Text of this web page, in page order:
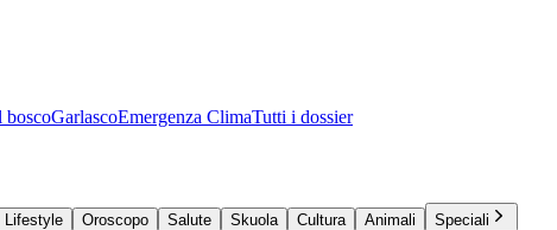
boscoGarlascoEmergenza ClimaTutti i dossier
Lifestyle Oroscopo Salute Skuola Cultura Animali
Speciali